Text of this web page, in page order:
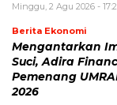
Minggu, 2 Agu 2026 -
Berita Ekonomi
Mengantarkan
Suci, Adira
Pemenang
2026